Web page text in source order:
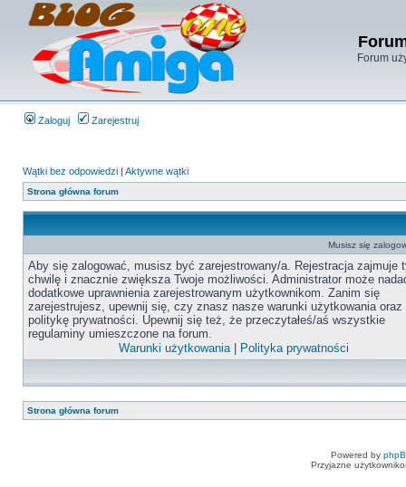
Forum
Zaloguj Zarejestruj
Wątki bez odpowiedzi | Aktywne wątki
Strona główna forum
Musisz się
Aby się zalogować, musisz być zarejestrowany/a. Rejestracja zajmuje
chwilę i znacznie zwiększa Twoje możliwości. Administrator może
dodatkowe uprawnienia zarejestrowanym użytkownikom. Zanim się
zarejestrujesz, upewnij się, czy znasz nasze warunki użytkowania oraz
politykę prywatności. Upewnij się też, że przeczytałeś/aś wszystkie
regulaminy umieszczone na forum.
Warunki użytkowania| Polityka prywatności
Strona główna forum
Powered by
Przyjazne